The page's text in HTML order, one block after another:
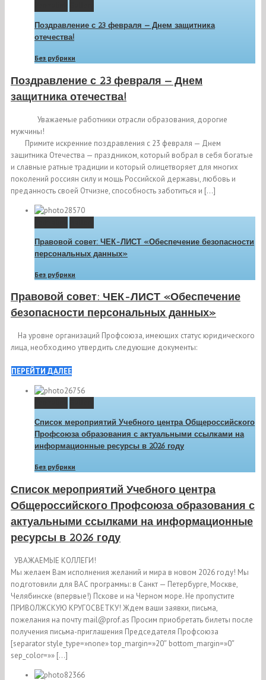
Поздравление с 23 февраля — Днем защитника
отечества!
Без рубрики
Поздравление с 23 февраля — Днем
защитника отечества!
Уважаемые работники отрасли образования, дорогие
мужчины!
Примите искренние поздравления с 23 февраля — Днем
защитника Отечества — праздником, который вобрал в себя богатые
и славные ратные традиции и который олицетворяет для многих
поколений россиян силу и мощь Российской державы, любовь и
преданность своей Отчизне, способность заботиться и […]
Правовой совет: ЧЕК-ЛИСТ «Обеспечение безопасности
персональных данных»
Без рубрики
Правовой совет: ЧЕК-ЛИСТ «Обеспечение
безопасности персональных данных»
На уровне организаций Профсоюза, имеющих статус юридического
лица, необходимо утвердить следующие документы:
ПЕРЕЙТИ ДАЛЕЕ
Список мероприятий Учебного центра Общероссийского
Профсоюза образования с актуальными ссылками на
информационные ресурсы в 2026 году
Без рубрики
Список мероприятий Учебного центра
Общероссийского Профсоюза образования с
актуальными ссылками на информационные
ресурсы в 2026 году
УВАЖАЕМЫЕ КОЛЛЕГИ!
Мы желаем Вам исполнения желаний и мира в новом 2026 году! Мы
подготовили для ВАС программы: в Санкт — Петербурге, Москве,
Челябинске (впервые!) Пскове и на Черном море. Не пропустите
ПРИВОЛЖСКУЮ КРУГОСВЕТКУ! Ждем ваши заявки, письма,
пожелания на почту mail@prof.as Просим приобретать билеты после
получения письма-приглашения Председателя Профсоюза
[separator style_type=»none» top_margin=»20″ bottom_margin=»0″
sep_color=»» […]